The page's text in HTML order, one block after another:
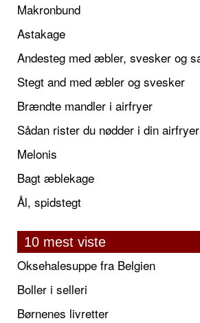
Makronbund
Astakage
Stegt and med æbler og svesker
Brændte mandler i airfryer
Sådan rister du nødder i din airfryer
Melonis
Bagt æblekage
Ål, spidstegt
10 mest viste
Oksehalesuppe fra Belgien
Boller i selleri
Børnenes livretter